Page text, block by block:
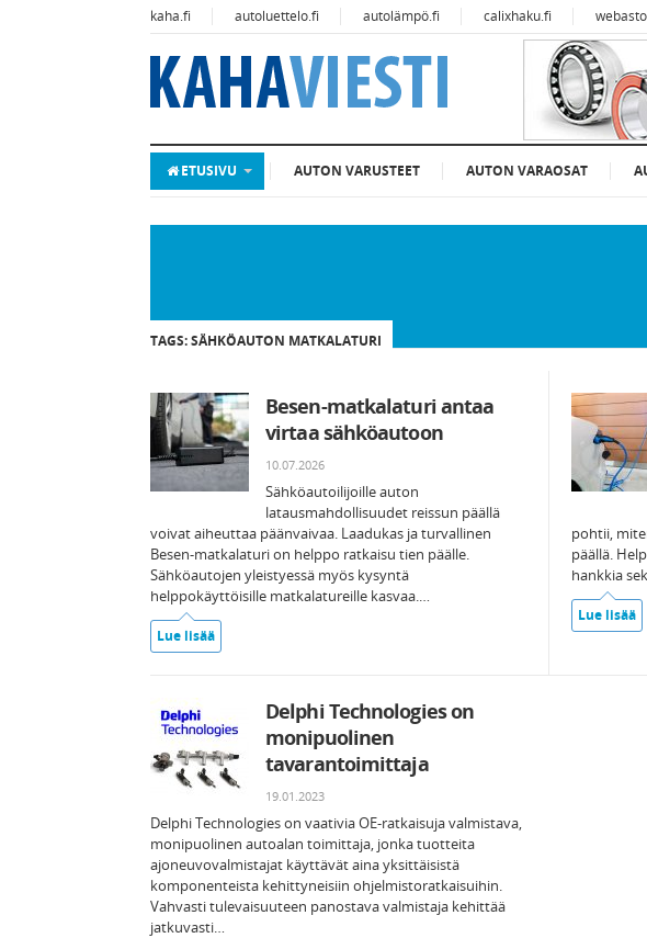
kaha.fi autoluettelo.fi autolämpö.fi calixhaku.fi
ETUSIVU AUTON VARUSTEET AUTON VARAOSAT
TAGS: SÄHKÖAUTON MATKALATURI
Besen-matkalaturi antaa
virtaa sähköautoon
10.07.2026
Sähköautoilijoille auton
latausmahdollisuudet reissun päällä
voivat aiheuttaa päänvaivaa. Laadukas ja turvallinen
Besen-matkalaturi on helppo ratkaisu tien päälle.
Sähköautojen yleistyessä myös kysyntä
helppokäyttöisille matkalatureille kasvaa.…
Lue lisää
pohtii,
päällä.
hankkia
Lue lisää
Delphi Technologies on
monipuolinen
tavarantoimittaja
19.01.2023
Delphi Technologies on vaativia OE-ratkaisuja valmistava,
monipuolinen autoalan toimittaja, jonka tuotteita
ajoneuvovalmistajat käyttävät aina yksittäisistä
komponenteista kehittyneisiin ohjelmistoratkaisuihin.
Vahvasti tulevaisuuteen panostava valmistaja kehittää
jatkuvasti…